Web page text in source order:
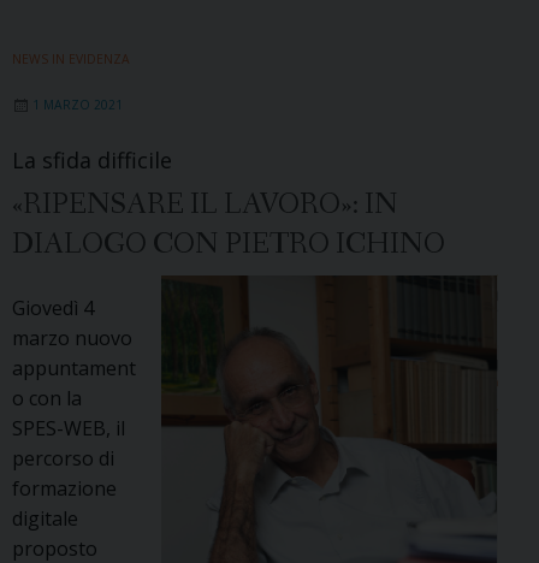
NEWS IN EVIDENZA
1 MARZO 2021
La sfida difficile
«RIPENSARE IL LAVORO»: IN
DIALOGO CON PIETRO ICHINO
Giovedì 4
marzo nuovo
appuntament
o con la
SPES-WEB, il
percorso di
formazione
digitale
proposto